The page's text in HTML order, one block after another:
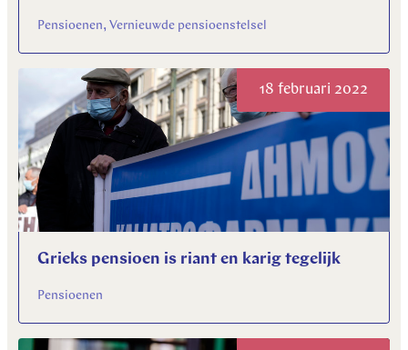
Pensioenen, Vernieuwde pensioenstelsel
18 februari 2022
Grieks pensioen is riant en karig tegelijk
Pensioenen